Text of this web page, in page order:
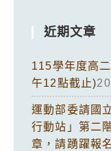
近期文章
115學年度高
午12點截止)
運動部委請國
行動站」第二
章，請踴躍報